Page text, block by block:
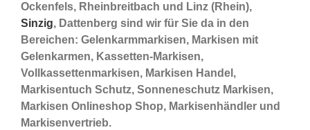
Ockenfels, Rheinbreitbach und Linz (Rhein),
Sinzig, Dattenberg sind wir für Sie da in den
Bereichen: Gelenkarmmarkisen, Markisen mit
Gelenkarmen, Kassetten-Markisen,
Vollkassettenmarkisen, Markisen Handel,
Markisentuch Schutz, Sonneneschutz Markisen,
Markisen Onlineshop Shop, Markisenhändler und
Markisenvertrieb.